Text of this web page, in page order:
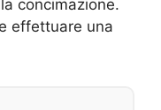
concimazione.
effettuare una